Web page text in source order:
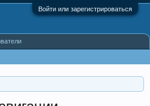
Войти или зарегистрироваться